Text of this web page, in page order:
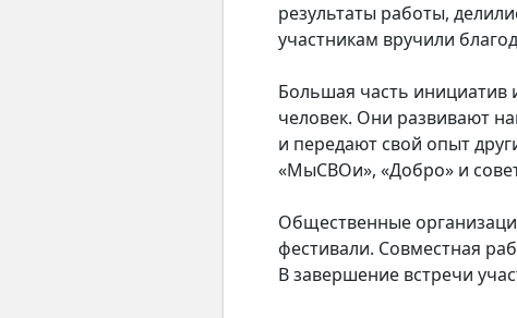
результаты работы,
участникам вручили
Большая часть инициатив
человек. Они развивают
и передают свой опыт
«МыСВОи», «Добро» и
Общественные
фестивали. Совместная
В завершение встречи